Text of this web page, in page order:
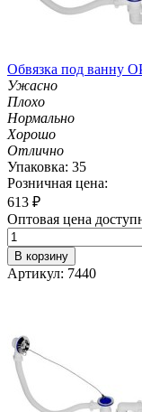
Обвязка под ванну
Ужасно
Плохо
Нормально
Хорошо
Отлично
Упаковка: 35
Розничная цена:
613 ₽
Оптовая цена
В корзину
Артикул: 7440